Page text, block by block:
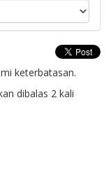
keterbatasan.
dibalas 2 kali